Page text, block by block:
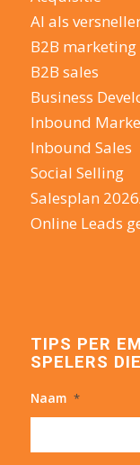
AI als
B2B marketing
B2B sales
Business
Inbound
Inbound Sales
Social Selling
Salesplan
Online Leads
TIPS PER
SPELERS
Naam *